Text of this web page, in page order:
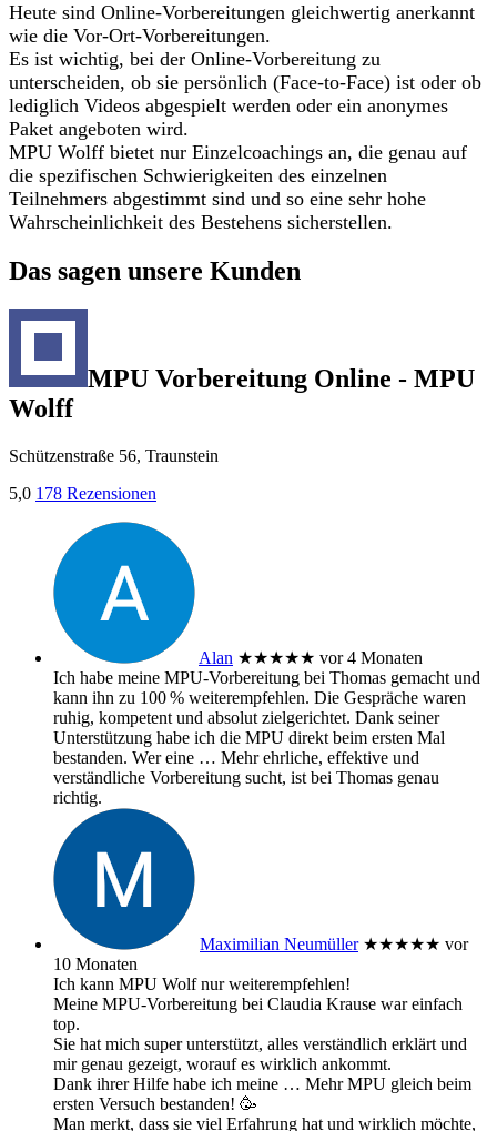
Heute sind Online-Vorbereitungen gleichwertig anerkannt
wie die Vor-Ort-Vorbereitungen.
Es ist wichtig, bei der Online-Vorbereitung zu
unterscheiden, ob sie persönlich (Face-to-Face) ist oder ob
lediglich Videos abgespielt werden oder ein anonymes
Paket angeboten wird.
MPU Wolff bietet nur Einzelcoachings an, die genau auf
die spezifischen Schwierigkeiten des einzelnen
Teilnehmers abgestimmt sind und so eine sehr hohe
Wahrscheinlichkeit des Bestehens sicherstellen.
Das sagen unsere Kunden
MPU Vorbereitung Online - MPU
Wolff
Schützenstraße 56, Traunstein
5,0 178 Rezensionen
Alan ★★★★★ vor 4 Monaten
Ich habe meine MPU‑Vorbereitung bei Thomas gemacht und
kann ihn zu 100 % weiterempfehlen. Die Gespräche waren
ruhig, kompetent und absolut zielgerichtet. Dank seiner
Unterstützung habe ich die MPU direkt beim ersten Mal
bestanden. Wer eine … Mehrehrliche, effektive und
verständliche Vorbereitung sucht, ist bei Thomas genau
richtig.
Maximilian Neumüller ★★★★★ vor
10 Monaten
Ich kann MPU Wolf nur weiterempfehlen!
Meine MPU-Vorbereitung bei Claudia Krause war einfach
top.
Sie hat mich super unterstützt, alles verständlich erklärt und
mir genau gezeigt, worauf es wirklich ankommt.
Dank ihrer Hilfe habe ich meine … MehrMPU gleich beim
ersten Versuch bestanden! 🥳
Man merkt, dass sie viel Erfahrung hat und wirklich möchte,